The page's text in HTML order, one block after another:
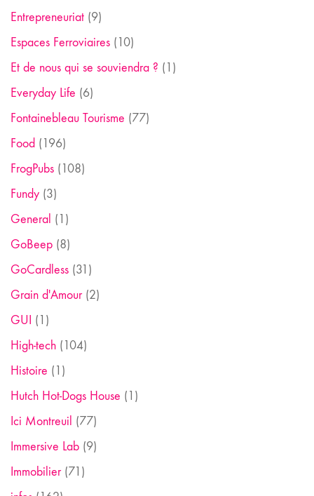
Entrepreneuriat (9)
Espaces Ferroviaires (10)
Et de nous qui se souviendra ? (1)
Everyday Life (6)
Fontainebleau Tourisme (77)
Food (196)
FrogPubs (108)
Fundy (3)
General (1)
GoBeep (8)
GoCardless (31)
Grain d'Amour(2)
GUI (1)
High-tech (104)
Histoire (1)
Hutch Hot-Dogs House (1)
Ici Montreuil (77)
Immersive Lab (9)
Immobilier(71)